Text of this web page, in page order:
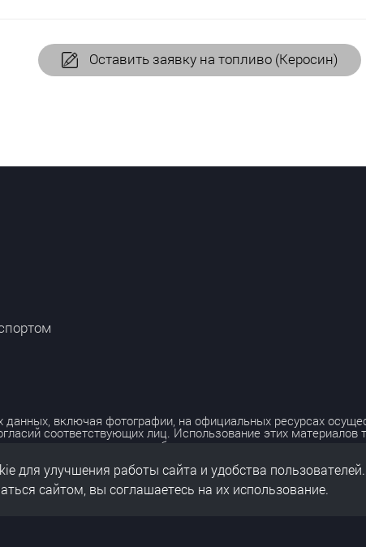
Оставить заявку на топливо (Керосин)
включая фотографии, на официальных ресурсах
соответствующих лиц. Использование этих материалов
с разрешения правообладателя.
данных
данных
для улучшения работы сайта и удобства пользователей.
сайтом, вы соглашаетесь на их использование.